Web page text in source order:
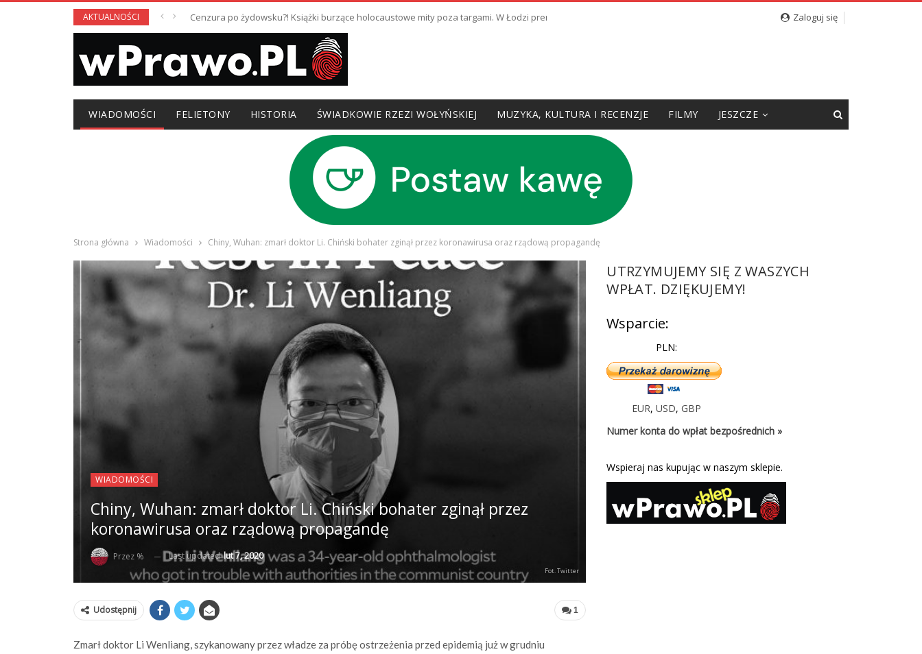
AKTUALNOŚCI Cenzura po żydowsku?! Książki burzące holocaustowe mity poza targami. W Łodzi premiera III odcinka „Sąsiadów” Jacka Międlara Zaloguj się
WIADOMOŚCI FELIETONY HISTORIA ŚWIADKOWIE RZEZI WOŁYŃSKIEJ MUZYKA, KULTURA I RECENZJE FILMY JESZCZE
Strona główna Wiadomości Chiny, Wuhan: zmarł doktor Li. Chiński bohater zginął przez koronawirusa oraz rządową propagandę
WIADOMOŚCI
Chiny, Wuhan: zmarł doktor Li. Chiński bohater zginął przez
koronawirusa oraz rządową propagandę
Przez % Last updatedlut 7, 2020
Fot. Twitter
1
Udostępnij
Zmarł doktor Li Wenliang, szykanowany przez władze za próbę ostrzeżenia przed epidemią już w grudniu
UTRZYMUJEMY SIĘ Z WASZYCH
WPŁAT. DZIĘKUJEMY!
Wsparcie:
PLN:
EUR,USD,GBP
Numer konta do wpłat bezpośrednich »
Wspieraj nas kupując w naszym sklepie.